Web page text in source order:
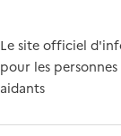
Le site officiel
pour les personnes
aidants